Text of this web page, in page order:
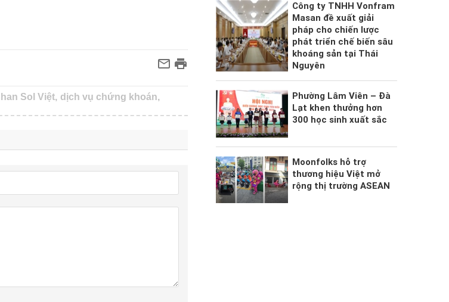
Sol Việt, dịch vụ chứng khoán,
Công ty TNHH Vonfram
Masan đề xuất giải
pháp cho chiến lược
phát triển chế biến sâu
khoáng sản tại Thái
Nguyên
Phường Lâm Viên – Đà
Lạt khen thưởng hơn
300 học sinh xuất sắc
Moonfolks hỗ trợ
thương hiệu Việt mở
rộng thị trường ASEAN